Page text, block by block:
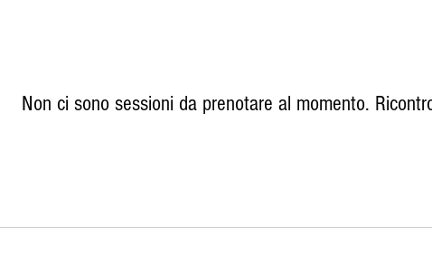
Non ci sono sessioni da prenotare al momento.